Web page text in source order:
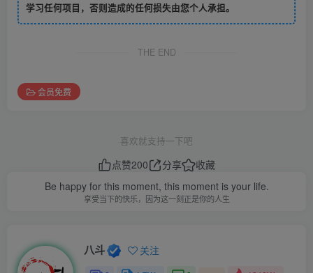
学习任何项目，否则造成的任何损失由您个人承担。
THE END
会员免费
喜欢就支持一下吧
点赞200 分享
收藏
Be happy for this moment, this moment is your life.
享受当下的快乐，因为这一刻正是你的人生
八斗 关注